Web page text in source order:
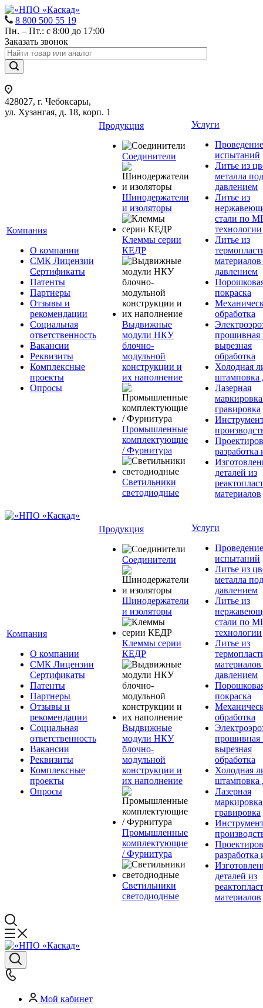
8 800 500 55 19
Пн. – Пт.: с 8:00 до 17:00
Заказать звонок
428027, г. Чебоксары,
ул. Хузангая, д. 18, корп. 1
Компания
О компании
СМК Лицензии
Сертификаты
Патенты
Партнеры
Отзывы и
рекомендации
Социальная
ответственность
Вакансии
Реквизиты
Комплексные
проекты
Опросы
Продукция
Соединители
Шинодержатели
и изоляторы
Клеммы серии
КЕДР
Выдвижные
модули НКУ
блочно-
модульной
конструкции и
их наполнение
Промышленные
комплектующие
/ Фурнитура
Светильники
светодиодные
Услуги
Проведение
испытаний
Литье из
металла под
давлением
Литье из
стали по
технологии
Литье из
давлением
покраска
обработка
прошивная
вырезная
обработка
Холодная
штамповка
Лазерная
гравировка
разработка
деталей из
материалов
Компания
О компании
СМК Лицензии
Сертификаты
Патенты
Партнеры
Отзывы и
рекомендации
Социальная
ответственность
Вакансии
Реквизиты
Комплексные
проекты
Опросы
Продукция
Соединители
Шинодержатели
и изоляторы
Клеммы серии
КЕДР
Выдвижные
модули НКУ
блочно-
модульной
конструкции и
их наполнение
Промышленные
комплектующие
/ Фурнитура
Светильники
светодиодные
Услуги
Проведение
испытаний
Литье из
металла под
давлением
Литье из
стали по
технологии
Литье из
давлением
покраска
обработка
прошивная
вырезная
обработка
Холодная
штамповка
Лазерная
гравировка
разработка
деталей из
материалов
Мой кабинет